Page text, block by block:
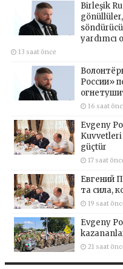
Birleşik
yardımcı
13 saat önce
России»
16 saat
Evgeny
güçtür
17 saat
Евгений
та сила,
19 saat
Evgeny
21 saat